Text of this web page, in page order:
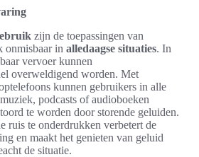
zijn de toepassingen van
onmisbaar in alledaagse situaties. In
vervoer kunnen
overweldigend worden. Met
kunnen gebruikers in alle
podcasts of audioboeken
te worden door storende geluiden.
ruis te onderdrukken verbetert de
en maakt het genieten van geluid
de situatie.